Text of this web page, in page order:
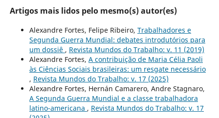
Artigos mais lidos pelo mesmo(s) autor(es)
Alexandre Fortes, Felipe Ribeiro, Trabalhadores e
Segunda Guerra Mundial: debates introdutórios para
um dossiê , Revista Mundos do Trabalho: v. 11 (2019)
Alexandre Fortes, A contribuição de Maria Célia Paoli
às Ciências Sociais brasileiras: um resgate necessário
, Revista Mundos do Trabalho: v. 17 (2025)
Alexandre Fortes, Hernán Camarero, Andre Stagnaro,
A Segunda Guerra Mundial e a classe trabalhadora
latino-americana , Revista Mundos do Trabalho: v. 17